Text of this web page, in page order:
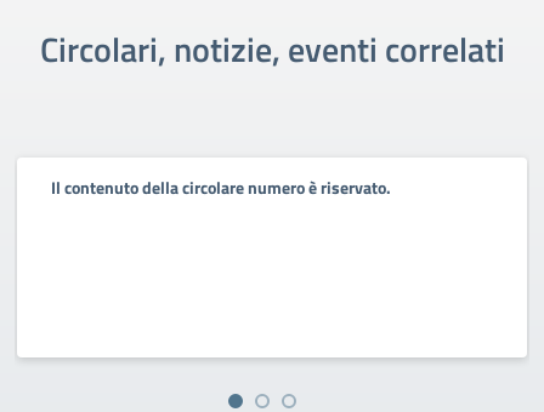
Circolari, notizie, eventi correlati
Il contenuto della circolare numero è riservato.